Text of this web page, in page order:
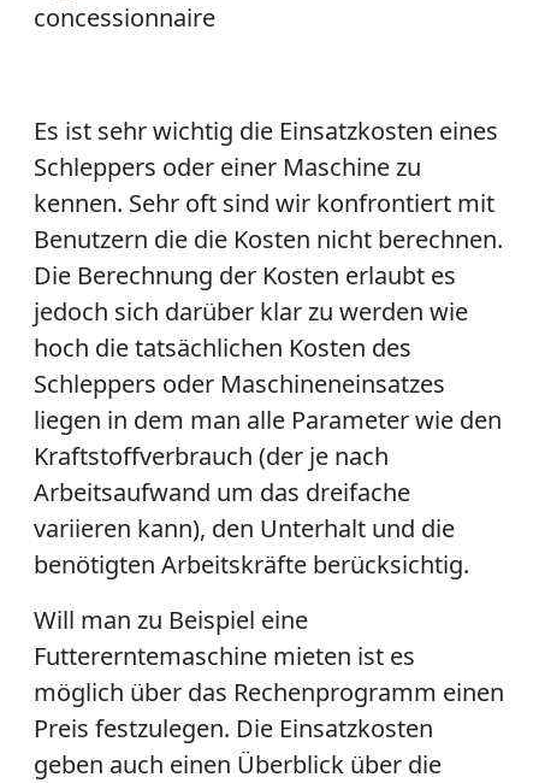
concessionnaire
Es ist sehr wichtig die Einsatzkosten eines
Schleppers oder einer Maschine zu
kennen. Sehr oft sind wir konfrontiert mit
Benutzern die die Kosten nicht berechnen.
Die Berechnung der Kosten erlaubt es
jedoch sich darüber klar zu werden wie
hoch die tatsächlichen Kosten des
Schleppers oder Maschineneinsatzes
liegen in dem man alle Parameter wie den
Kraftstoffverbrauch (der je nach
Arbeitsaufwand um das dreifache
variieren kann), den Unterhalt und die
benötigten Arbeitskräfte berücksichtig.
Will man zu Beispiel eine
Futtererntemaschine mieten ist es
möglich über das Rechenprogramm einen
Preis festzulegen. Die Einsatzkosten
geben auch einen Überblick über die